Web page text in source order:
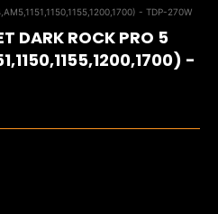
- TDP-270W
DARK ROCK PRO 5
-